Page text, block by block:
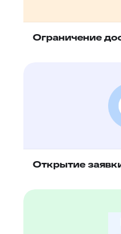
Ограничение
Открытие